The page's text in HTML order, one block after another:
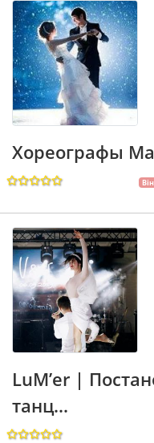
Хореографы
LuM’er |
танц...